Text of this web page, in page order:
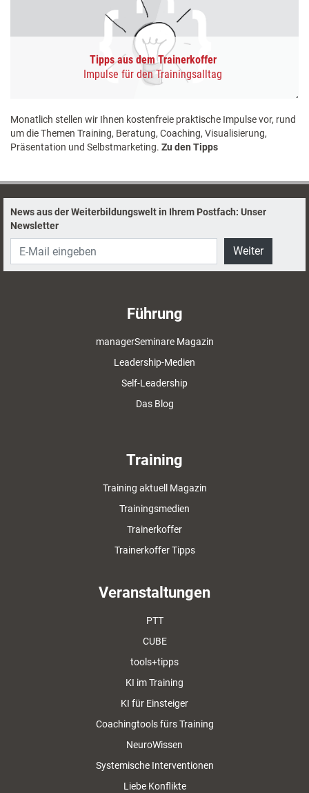
Tipps aus dem Trainerkoffer
Impulse für den Trainingsalltag
Monatlich stellen wir Ihnen kostenfreie praktische Impulse vor, rund
um die Themen Training, Beratung, Coaching, Visualisierung,
Präsentation und Selbstmarketing. Zu den Tipps
News aus der Weiterbildungswelt in Ihrem Postfach: Unser
Newsletter
Weiter
Führung
managerSeminare Magazin
Leadership-Medien
Self-Leadership
Das Blog
Training
Training aktuell Magazin
Trainingsmedien
Trainerkoffer
Trainerkoffer Tipps
Veranstaltungen
PTT
CUBE
tools+tipps
KI im Training
KI für Einsteiger
Coachingtools fürs Training
NeuroWissen
Systemische Interventionen
Liebe Konflikte